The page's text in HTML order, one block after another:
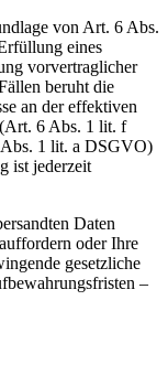
von Art. 6 Abs.
eines
vorvertraglicher
beruht die
an der effektiven
6 Abs. 1 lit. f
1 lit. a DSGVO)
ist jederzeit
Daten
oder Ihre
gesetzliche
–